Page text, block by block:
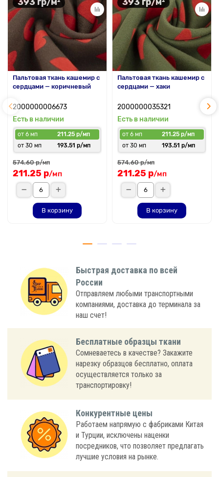
Пальтовая ткань кашемир с
сердцами — коричневый
2000000006673
Есть в наличии
от 6 мп
211.25 р/мп
от 30 мп
193.51 р/мп
574.60 р/мп
211.25 р/мп
В корзину
Пальтовая ткань кашемир с
сердцами — хаки
2000000035321
Есть в наличии
от 6 мп
211.25 р/мп
от 30 мп
193.51 р/мп
574.60 р/мп
211.25 р/мп
В корзину
Быстрая доставка по всей
России
Отправляем любыми транспортными
компаниями, доставка до терминала за
наш счет!
Бесплатные образцы ткани
Сомневаетесь в качестве? Закажите
нарезку образцов бесплатно, оплата
осуществляется только за
транспортировку!
Конкурентные цены
Работаем напрямую с фабриками Китая
и Турции, исключены наценки
посредников, что позволяет предлагать
лучшие условия на рынке.